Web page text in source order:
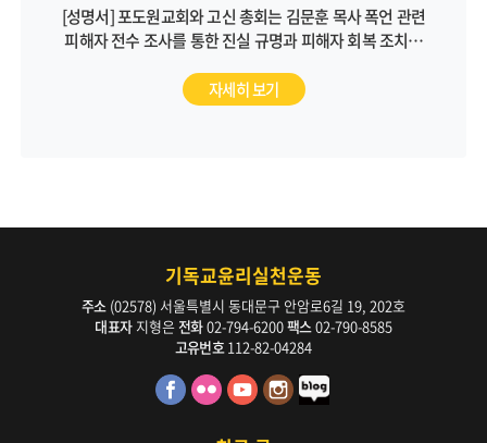
[성명서] 포도원교회와 고신 총회는 김문훈 목사 폭언 관련
피해자 전수 조사를 통한 진실 규명과 피해자 회복 조치를
자세히 보기
기독교윤리실천운동
주소 (02578) 서울특별시 동대문구 안암로6길 19, 202호
대표자지형은 전화02-794-6200팩스 02-790-8585
고유번호 112-82-04284